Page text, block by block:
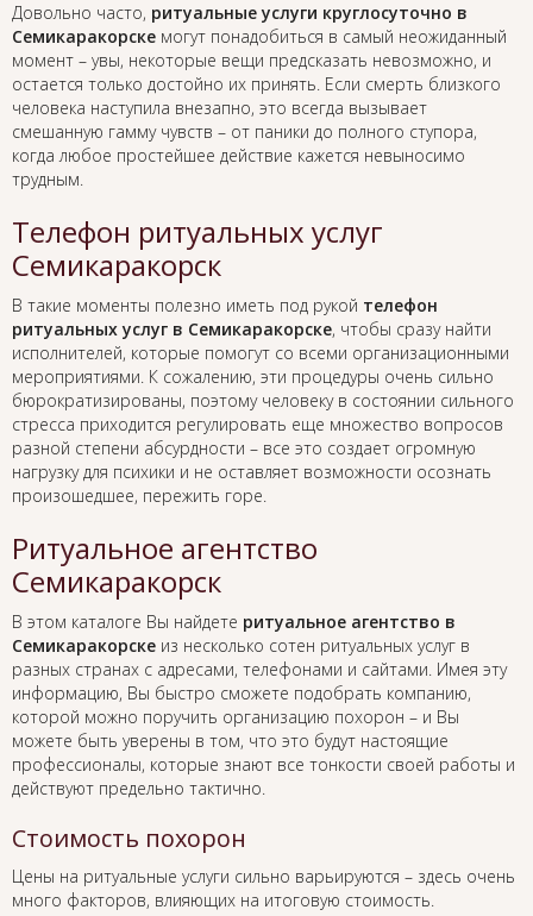
Довольно часто, ритуальные услуги круглосуточно в
Семикаракорске могут понадобиться в самый неожиданный
момент – увы, некоторые вещи предсказать невозможно, и
остается только достойно их принять. Если смерть близкого
человека наступила внезапно, это всегда вызывает
смешанную гамму чувств – от паники до полного ступора,
когда любое простейшее действие кажется невыносимо
трудным.
Телефон ритуальных услуг
Семикаракорск
В такие моменты полезно иметь под рукой телефон
ритуальных услуг в Семикаракорске, чтобы сразу найти
исполнителей, которые помогут со всеми организационными
мероприятиями. К сожалению, эти процедуры очень сильно
бюрократизированы, поэтому человеку в состоянии сильного
стресса приходится регулировать еще множество вопросов
разной степени абсурдности – все это создает огромную
нагрузку для психики и не оставляет возможности осознать
произошедшее, пережить горе.
Ритуальное агентство
Семикаракорск
В этом каталоге Вы найдете ритуальное агентство в
Семикаракорске из несколько сотен ритуальных услуг в
разных странах с адресами, телефонами и сайтами. Имея эту
информацию, Вы быстро сможете подобрать компанию,
которой можно поручить организацию похорон – и Вы
можете быть уверены в том, что это будут настоящие
профессионалы, которые знают все тонкости своей работы и
действуют предельно тактично.
Стоимость похорон
Цены на ритуальные услуги сильно варьируются – здесь очень
много факторов, влияющих на итоговую стоимость.